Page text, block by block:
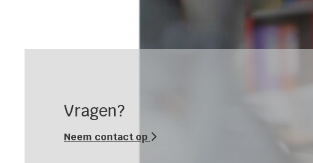
Vragen?
Neem contact op